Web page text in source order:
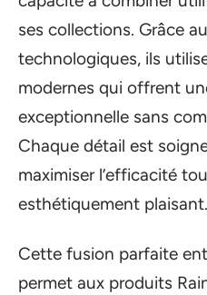
ses collections. Grâce
technologiques, ils
modernes qui offrent
exceptionnelle sans
Chaque détail est
maximiser l’efficacité
esthétiquement plaisant.
Cette fusion parfaite
permet aux produits